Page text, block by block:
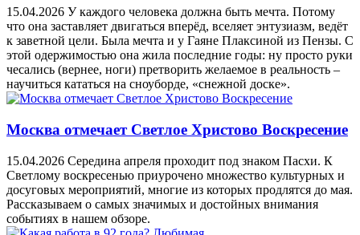
15.04.2026 У каждого человека должна быть мечта. Потому
что она заставляет двигаться вперёд, вселяет энтузиазм, ведёт
к заветной цели. Была мечта и у Гаяне Плаксиной из Пензы. С
этой одержимостью она жила последние годы: ну просто руки
чесались (вернее, ноги) претворить желаемое в реальность –
научиться кататься на сноуборде, «снежной доске».
Москва отмечает Светлое Христово Воскресение
15.04.2026 Середина апреля проходит под знаком Пасхи. К
Светлому воскресенью приурочено множество культурных и
досуговых мероприятий, многие из которых продлятся до мая.
Рассказываем о самых значимых и достойных внимания
событиях в нашем обзоре.